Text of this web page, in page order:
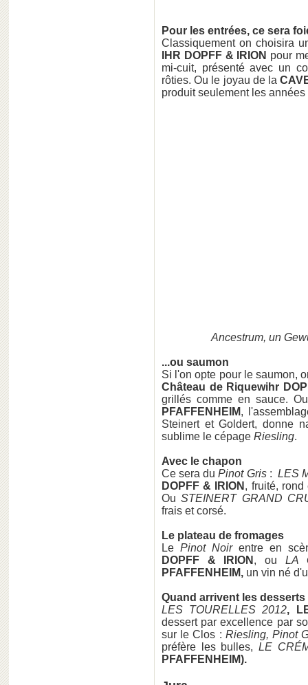
Pour les entrées, ce sera
Classiquement on choisira
IHR DOPFF & IRION pour
mi-cuit, présenté avec un
rôties. Ou le joyau de la
produit seulement les
Ancestrum, un
...ou saumon
Si l'on opte pour le saumon,
Château de Riquewihr
grillés comme en sauce.
PFAFFENHEIM,
Steinert et Goldert, donne
sublime le cépage Riesling.
Avec le chapon
Ce sera duPinot Gris:LES
DOPFF & IRION , fruité,
OuSTEINERT GRAND
frais et corsé.
Le plateau de fromages
Le Pinot Noirentre en
DOPFF & IRION , ou LA
PFAFFENHEIM, un vin né
Quand arrivent les desserts
LES TOURELLES 2012,
dessert par excellence par
sur le Clos : Riesling, Pinot
préfère les bulles, LE
PFAFFENHEIM).